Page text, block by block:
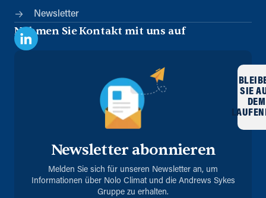
Newsletter
Nehmen Sie Kontakt mit uns auf
Newsletter abonnieren
Melden Sie sich für unseren Newsletter an, um
Informationen über Nolo Climat und die Andrews Sykes
Gruppe zu erhalten.
SIE
DEM